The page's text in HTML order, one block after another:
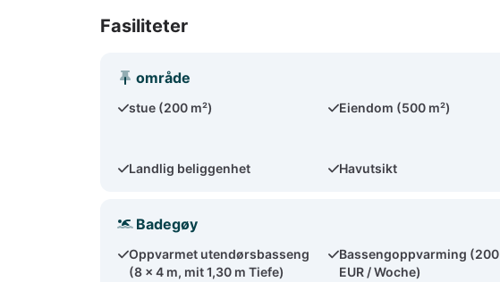
Fasiliteter
område
stue (200 m²) Eiendom (500 m²)
Landlig beliggenhet
Havutsikt
Badegøy
Oppvarmet utendørsbasseng
(8 x 4 m, mit 1,30 m Tiefe)
Bassengoppvarming (200
EUR / Woche)